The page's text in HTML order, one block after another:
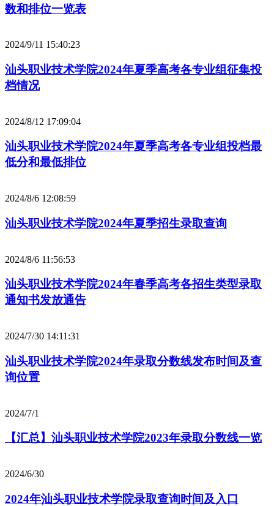
数和排位一览表
2024/9/11 15:40:23
汕头职业技术学院2024年夏季高考各专业组征集投
档情况
2024/8/12 17:09:04
汕头职业技术学院2024年夏季高考各专业组投档最
低分和最低排位
2024/8/6 12:08:59
汕头职业技术学院2024年夏季招生录取查询
2024/8/6 11:56:53
汕头职业技术学院2024年春季高考各招生类型录取
通知书发放通告
2024/7/30 14:11:31
汕头职业技术学院2024年录取分数线发布时间及查
询位置
2024/7/1
【汇总】汕头职业技术学院2023年录取分数线一览
2024/6/30
2024年汕头职业技术学院录取查询时间及入口